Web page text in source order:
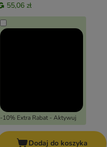
55,06 zł
-10% Extra Rabat - Aktywuj
Dodaj do koszyka